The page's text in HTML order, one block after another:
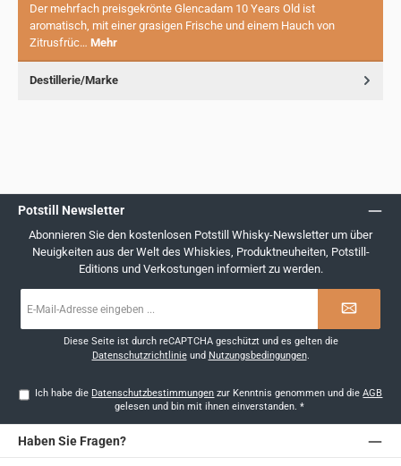
Der mehrfach preisgekrönte Glencadam 10 Years Old ist
aromatisch, mit einer grasigen Frische und einem Hauch von
Zitrusfrüc… Mehr
Destillerie/Marke
Potstill Newsletter
Abonnieren Sie den kostenlosen Potstill Whisky-Newsletter um über
Neuigkeiten aus der Welt des Whiskies, Produktneuheiten, Potstill-
Editions und Verkostungen informiert zu werden.
Mail-
Diese Seite ist durch reCAPTCHA geschützt und es gelten die
Datenschutzrichtlinieund Nutzungsbedingungen.
Ich habe die Datenschutzbestimmungen zur Kenntnis genommen und dieAGB
gelesen und bin mit ihnen einverstanden. *
Haben Sie Fragen?